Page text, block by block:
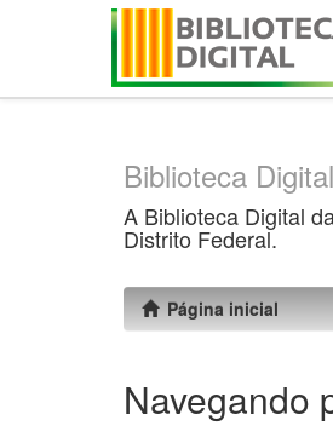
Biblioteca
A Biblioteca Digital
Distrito Federal.
Página inicial
Navegando